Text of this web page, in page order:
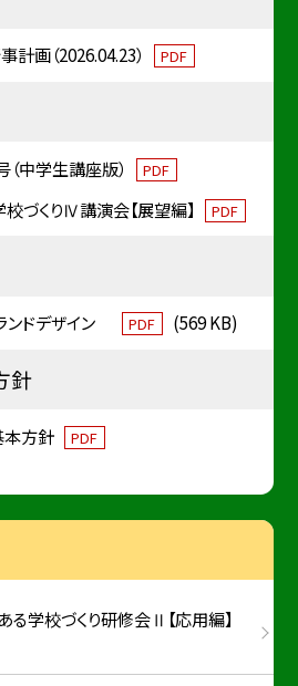
計画（2026.04.23） PDF
（中学生講座版） PDF
づくりⅣ講演会【展望編】 PDF
ンドデザイン PDF (569 KB)
針
本方針 PDF
学校づくり研修会Ⅱ【応用編】